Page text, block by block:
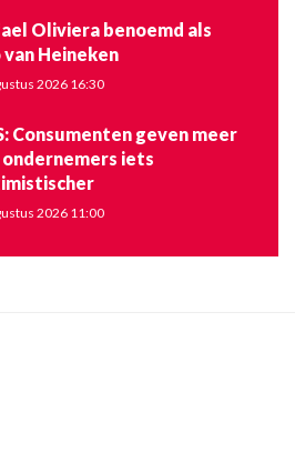
Oliviera benoemd als
van Heineken
2026 16:30
Consumenten geven meer
iets
2026 11:00